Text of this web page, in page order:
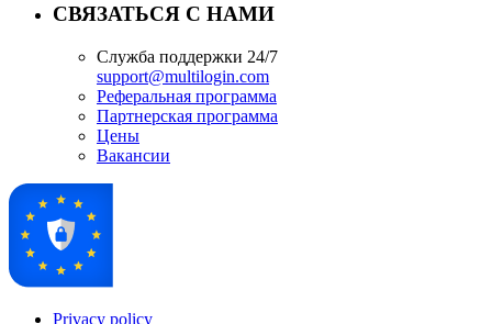
СВЯЗАТЬСЯ С НАМИ
Служба поддержки 24/7
support@multilogin.com
Реферальная программа
Партнерская программа
Цены
Вакансии
Privacy policy